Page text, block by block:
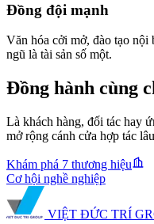
Đồng đội mạnh
Văn hóa cởi mở, đào tạo
ngũ là tài sản số một.
Đồng hành cùng
Là khách hàng, đối tác
mở rộng cánh cửa hợp tác
Khám phá 7 thương hiệu
Cơ hội nghề nghiệp
VIỆT ĐỨC TRÍ